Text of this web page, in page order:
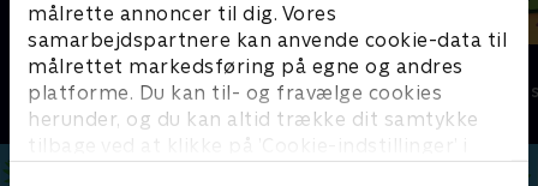
målrette annoncer til dig. Vores
samarbejdspartnere kan anvende cookie-data til
målrettet markedsføring på egne og andres
platforme. Du kan til- og fravælge cookies
herunder, og du kan altid trække dit samtykke
tilbage ved at klikke på ’Cookie-indstillinger’ i
Arne Alligator
Børneserier • 1 sæsoner
Antiks
Børneserier • 2